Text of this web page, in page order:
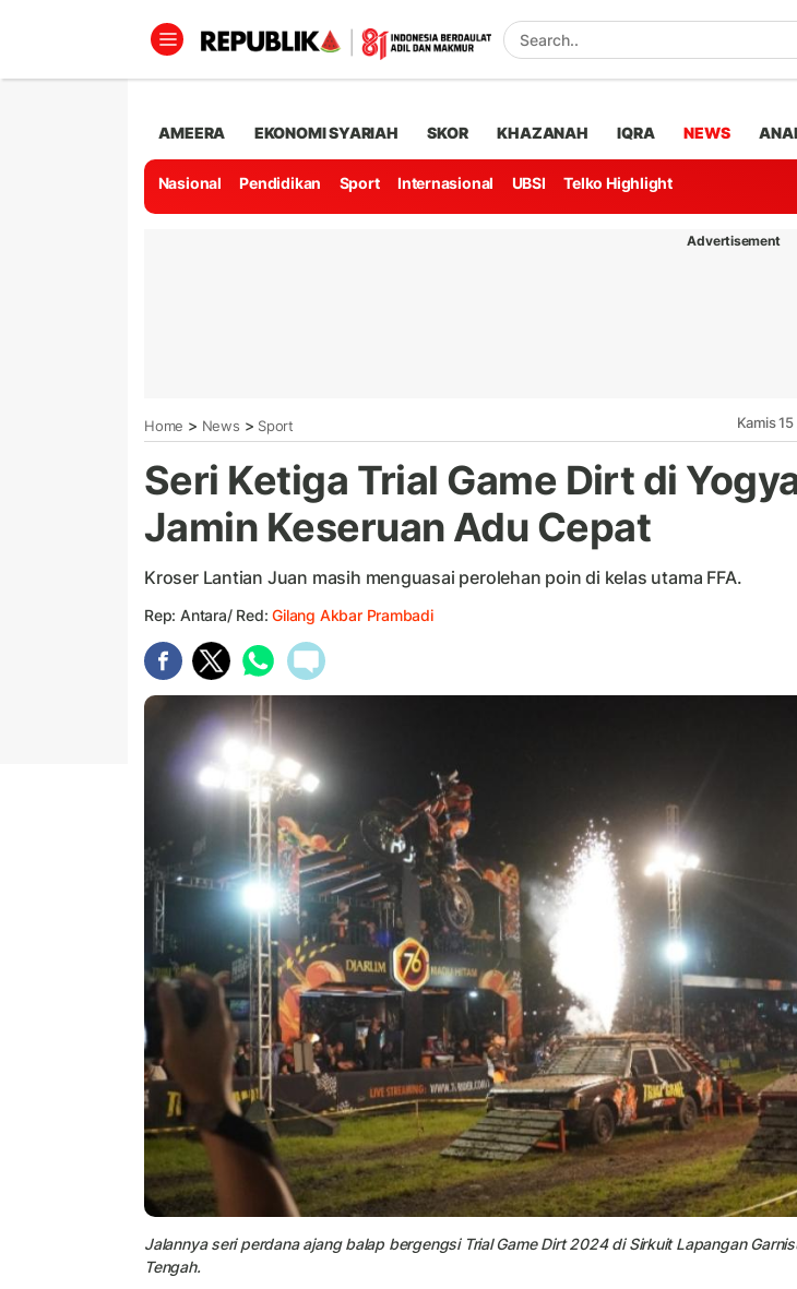
AMEERA EKONOMI SYARIAH SKOR KHAZANAH IQRA NEWS
Nasional Pendidikan Sport Internasional UBSI Telko Highlight
Advertisement
Home > News > Sport Kamis
Seri Ketiga Trial Game Dirt di
Jamin Keseruan Adu Cepat
Kroser Lantian Juan masih menguasai perolehan poin di kelas utama FFA.
Rep: Antara/ Red:Gilang Akbar Prambadi
Jalannya seri perdana ajang balap bergengsi Trial Game Dirt 2024 di Sirkuit Lapangan
Tengah.